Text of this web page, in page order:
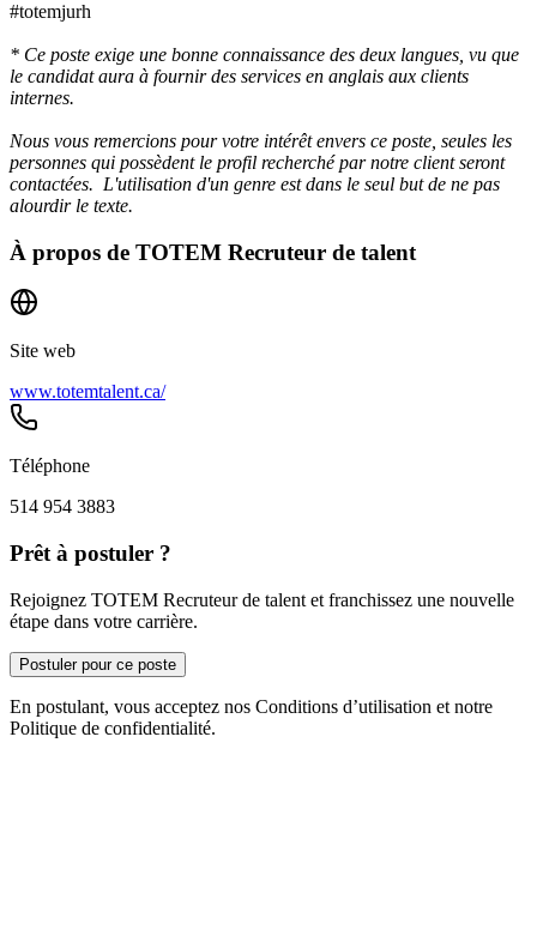
#totemjurh
* Ce poste exige une bonne connaissance des deux langues, vu que
le candidat aura à fournir des services en anglais aux clients
internes.
Nous vous remercions pour votre intérêt envers ce poste, seules les
personnes qui possèdent le profil recherché par notre client seront
contactées. L'utilisation d'un genre est dans le seul but de ne pas
alourdir le texte.
À propos de TOTEM Recruteur de talent
Site web
www.totemtalent.ca/
Téléphone
514 954 3883
Prêt à postuler ?
Rejoignez TOTEM Recruteur de talent et franchissez une nouvelle
étape dans votre carrière.
Postuler pour ce poste
En postulant, vous acceptez nos Conditions d’utilisation et notre
Politique de confidentialité.